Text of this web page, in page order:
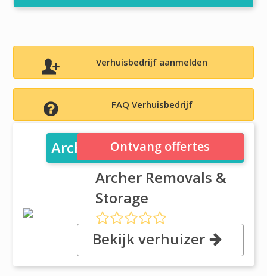
Verhuisbedrijf aanmelden
FAQ Verhuisbedrijf
Archer Removals & Storage
Archer Removals &
Storage
, 10 Dargan Crescent, BT3 9JP
BELFAST
Ontvang offertes
Bekijk verhuizer